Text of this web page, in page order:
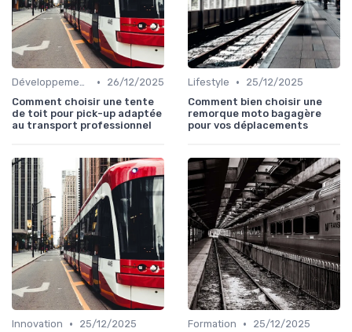
Développement personnel •
26/12/2025
Comment choisir une tente
de toit pour pick-up adaptée
au transport professionnel
Lifestyle •
25/12/2025
Comment bien choisir une
remorque moto bagagère
pour vos déplacements
Innovation •
25/12/2025
Formation •
25/12/2025